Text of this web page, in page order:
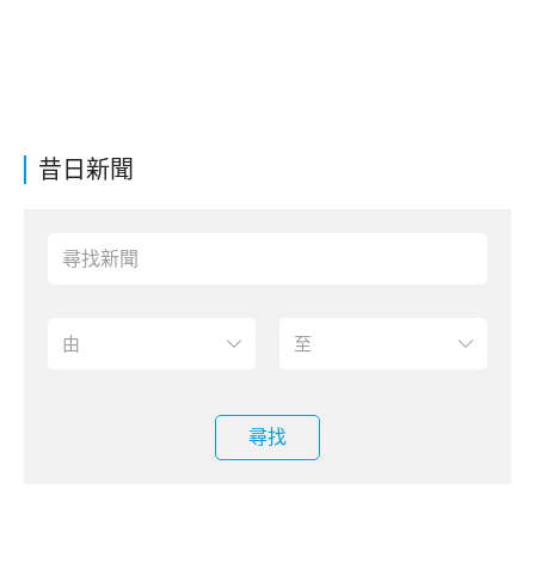
昔日新聞
尋找